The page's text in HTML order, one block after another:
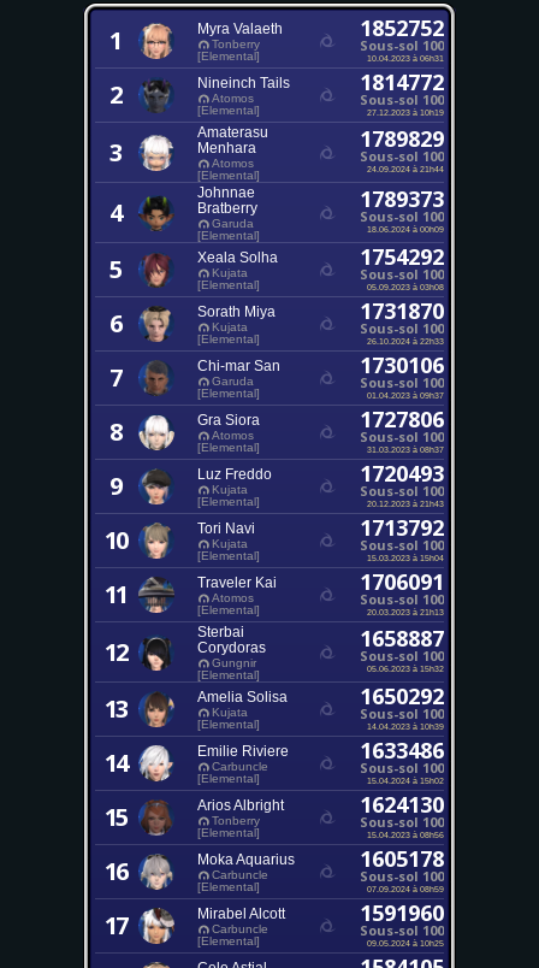
1 Myra Valaeth
Tonberry
[Elemental]
1852752
Sous-sol 100
10.04.2023 à 06h31
2 Nineinch Tails
Atomos
[Elemental]
1814772
Sous-sol 100
27.12.2023 à 10h19
3
Amaterasu
Menhara
Atomos
[Elemental]
1789829
Sous-sol 100
24.09.2024 à 21h44
4
Johnnae
Bratberry
Garuda
[Elemental]
1789373
Sous-sol 100
18.06.2024 à 00h09
5 Xeala Solha
Kujata
[Elemental]
1754292
Sous-sol 100
05.09.2023 à 03h08
6 Sorath Miya
Kujata
[Elemental]
1731870
Sous-sol 100
26.10.2024 à 22h33
7 Chi-mar San
Garuda
[Elemental]
1730106
Sous-sol 100
01.04.2023 à 09h37
8 Gra Siora
Atomos
[Elemental]
1727806
Sous-sol 100
31.03.2023 à 08h37
9 Luz Freddo
Kujata
[Elemental]
1720493
Sous-sol 100
20.12.2023 à 21h43
10 Tori Navi
Kujata
[Elemental]
1713792
Sous-sol 100
15.03.2023 à 15h04
11 Traveler Kai
Atomos
[Elemental]
1706091
Sous-sol 100
20.03.2023 à 21h13
12
Sterbai
Corydoras
Gungnir
[Elemental]
1658887
Sous-sol 100
05.06.2023 à 15h32
13 Amelia Solisa
Kujata
[Elemental]
1650292
Sous-sol 100
14.04.2023 à 10h39
14 Emilie Riviere
Carbuncle
[Elemental]
1633486
Sous-sol 100
15.04.2024 à 15h02
15 Arios Albright
Tonberry
[Elemental]
1624130
Sous-sol 100
15.04.2023 à 08h56
16 Moka Aquarius
Carbuncle
[Elemental]
1605178
Sous-sol 100
07.09.2024 à 08h59
17 Mirabel Alcott
Carbuncle
[Elemental]
1591960
Sous-sol 100
09.05.2024 à 10h25